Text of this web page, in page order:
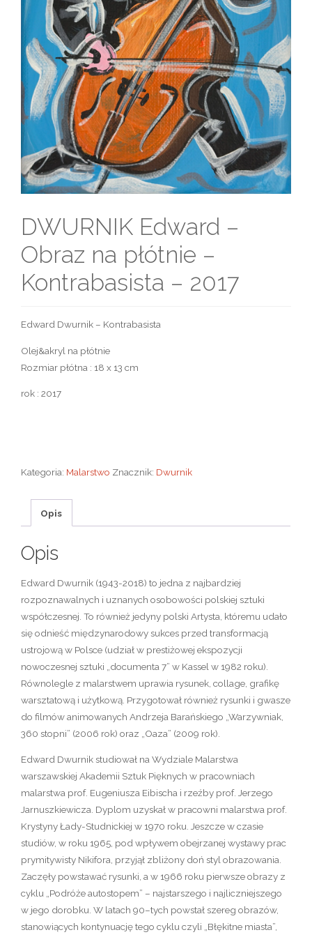
DWURNIK Edward –
Obraz na płótnie –
Kontrabasista – 2017
Edward Dwurnik – Kontrabasista
Olej&akryl na płótnie
Rozmiar płótna : 18 x 13 cm
rok : 2017
Kategoria: Malarstwo Znacznik: Dwurnik
Opis
Opis
Edward Dwurnik (1943-2018) to jedna z najbardziej
rozpoznawalnych i uznanych osobowości polskiej sztuki
współczesnej. To również jedyny polski Artysta, któremu udało
się odnieść międzynarodowy sukces przed transformacją
ustrojową w Polsce (udział w prestiżowej ekspozycji
nowoczesnej sztuki „documenta 7” w Kassel w 1982 roku).
Równolegle z malarstwem uprawia rysunek, collage, grafikę
warsztatową i użytkową. Przygotował również rysunki i gwasze
do filmów animowanych Andrzeja Barańskiego „Warzywniak,
360 stopni” (2006 rok) oraz „Oaza” (2009 rok).
Edward Dwurnik studiował na Wydziale Malarstwa
warszawskiej Akademii Sztuk Pięknych w pracowniach
malarstwa prof. Eugeniusza Eibischa i rzeźby prof. Jerzego
Jarnuszkiewicza. Dyplom uzyskał w pracowni malarstwa prof.
Krystyny Łady-Studnickiej w 1970 roku. Jeszcze w czasie
studiów, w roku 1965, pod wpływem obejrzanej wystawy prac
prymitywisty Nikifora, przyjął zbliżony doń styl obrazowania.
Zaczęły powstawać rysunki, a w 1966 roku pierwsze obrazy z
cyklu „Podróże autostopem” – najstarszego i najliczniejszego
w jego dorobku. W latach 90–tych powstał szereg obrazów,
stanowiących kontynuację tego cyklu czyli „Błękitne miasta”,